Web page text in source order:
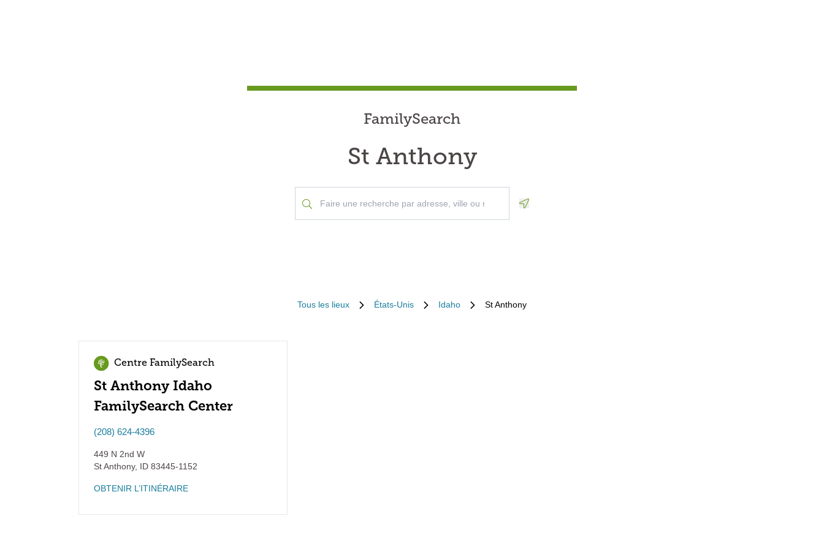
FamilySearch
St Anthony
Tous les lieux États-Unis Idaho St Anthony
Centre FamilySearch
St Anthony Idaho
FamilySearch Center
(208) 624-4396
449 N 2nd W
St Anthony, ID 83445-1152
OBTENIR L’ITINÉRAIRE